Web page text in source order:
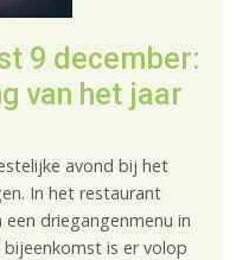
9 december:
van het jaar
avond bij het
In het restaurant
driegangenmenu in
is er volop